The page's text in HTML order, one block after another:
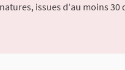
issues d'au moins